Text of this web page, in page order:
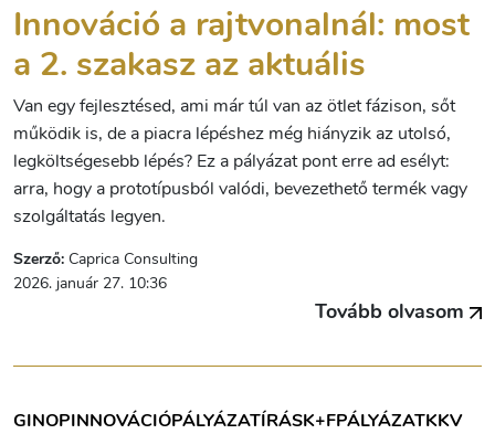
Innováció a rajtvonalnál: most
a 2. szakasz az aktuális
Van egy fejlesztésed, ami már túl van az ötlet fázison, sőt
működik is, de a piacra lépéshez még hiányzik az utolsó,
legköltségesebb lépés? Ez a pályázat pont erre ad esélyt:
arra, hogy a prototípusból valódi, bevezethető termék vagy
szolgáltatás legyen.
Szerző: Caprica Consulting
2026. január 27. 10:36
Tovább olvasom
GINOPINNOVÁCIÓPÁLYÁZATÍRÁSK+FPÁLYÁZATKKV